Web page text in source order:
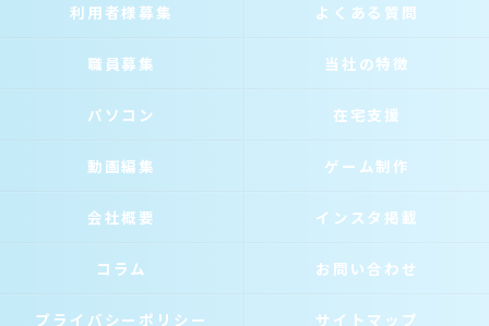
利用者様募集 よくある質問
職員募集 当社の特徴
パソコン 在宅支援
動画編集 ゲーム制作
会社概要 インスタ掲載
コラム お問い合わせ
プライバシーポリシー サイトマップ